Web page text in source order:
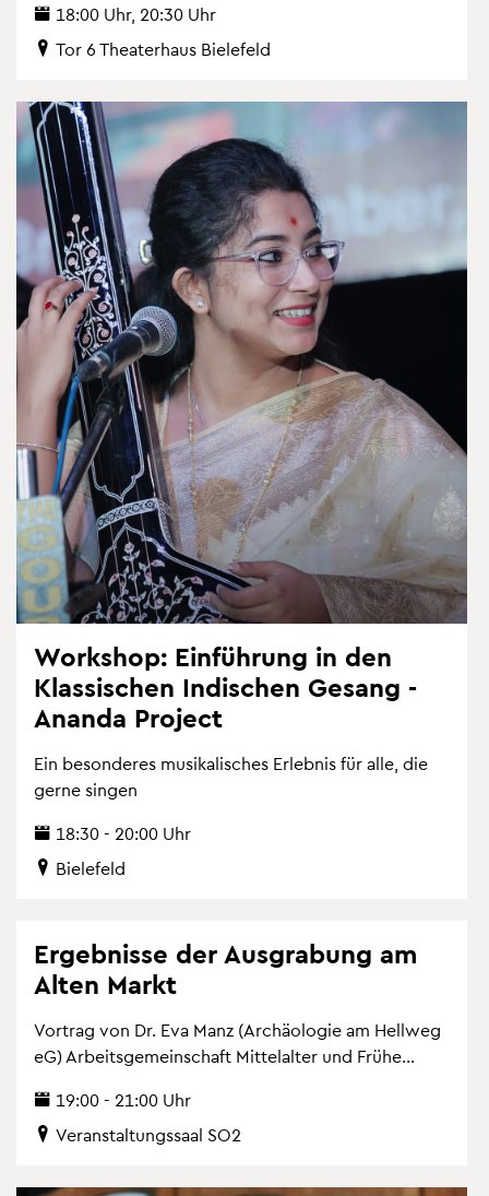
18:00 Uhr, 20:30 Uhr
Tor 6 Thea­ter­haus Bie­le­feld
Work­shop: Ein­füh­rung in den
Klas­si­schen In­di­schen Ge­sang -
Anan­da Pro­ject
Ein be­son­de­res mu­si­ka­li­sches Er­leb­nis für alle, die
gerne sin­gen
18:30 - 20:00 Uhr
Bie­le­feld
Er­geb­nis­se der Aus­gra­bung am
Alten Markt
Vor­trag von Dr. Eva Manz (Ar­chäo­lo­gie am Hell­weg
eG) Ar­beits­ge­mein­schaft Mit­tel­al­ter und Frühe...
19:00 - 21:00 Uhr
Ver­an­stal­tungs­saal SO2